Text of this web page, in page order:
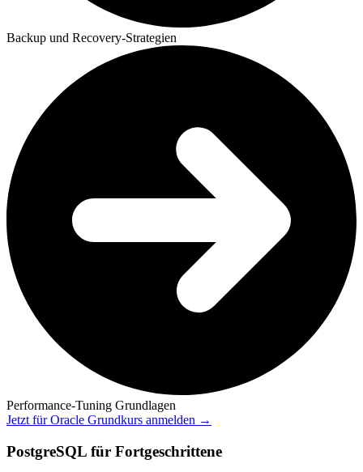
Backup und Recovery-Strategien
Performance-Tuning Grundlagen
Jetzt für Oracle Grundkurs anmelden →
PostgreSQL für Fortgeschrittene